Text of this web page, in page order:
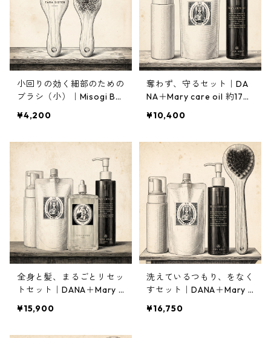
小回りの効く細部のための
ブラシ（小）｜Misogi Bru
¥4,200
奪わず、守るセット｜DA
NA＋Mary care oil 約17％
¥10,400
全身と髪、まるごとリセッ
トセット｜DANA＋Mary c
７％OFF 3,240円お得
¥15,900
洗えているつもり、をなく
すセット｜DANA＋Mary c
＋空ポンプ 約17%OFF 3,3
¥16,750